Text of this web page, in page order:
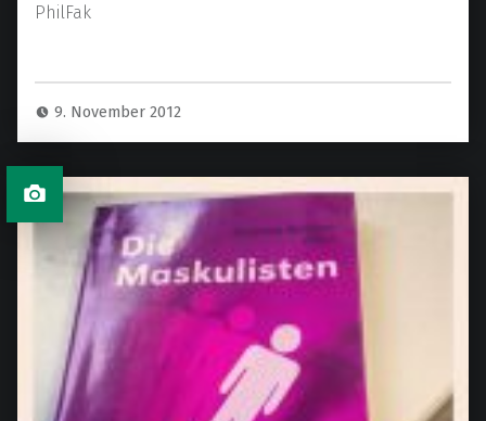
PhilFak
9. November 2012